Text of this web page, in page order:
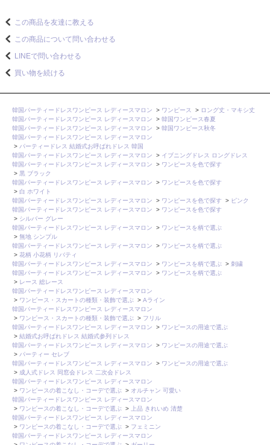
この商品を友達に教える
この商品について問い合わせる
LINEで問い合わせる
買い物を続ける
韓国パーティードレスワンピース レディースマロン > ワンピース > ロング丈・マキシ丈
韓国パーティードレスワンピース レディースマロン
> 韓国ワンピース春夏
韓国パーティードレスワンピース レディースマロン
> 韓国ワンピース秋冬
韓国パーティードレスワンピース レディースマロン
> パーティードレス 結婚式お呼ばれドレス 韓国
韓国パーティードレスワンピース レディースマロン
> イブニングドレス ロングドレス
韓国パーティードレスワンピース レディースマロン
> ワンピースを色で探す
> 黒 ブラック
韓国パーティードレスワンピース レディースマロン
> ワンピースを色で探す
> 白 ホワイト
韓国パーティードレスワンピース レディースマロン
> ワンピースを色で探す > ピンク
韓国パーティードレスワンピース レディースマロン
> ワンピースを色で探す
> シルバー グレー
韓国パーティードレスワンピース レディースマロン
> ワンピースを柄で選ぶ
> 無地 シンプル
韓国パーティードレスワンピース レディースマロン
> ワンピースを柄で選ぶ
> 花柄 小花柄 リバティ
韓国パーティードレスワンピース レディースマロン
> ワンピースを柄で選ぶ > 刺繍
韓国パーティードレスワンピース レディースマロン
> ワンピースを柄で選ぶ
> レース 総レース
韓国パーティードレスワンピース レディースマロン
> ワンピース・スカートの種類・装飾で選ぶ > Aライン
韓国パーティードレスワンピース レディースマロン
> ワンピース・スカートの種類・装飾で選ぶ > フリル
韓国パーティードレスワンピース レディースマロン
> ワンピースの用途で選ぶ
> 結婚式お呼ばれドレス 結婚式参列ドレス
韓国パーティードレスワンピース レディースマロン
> ワンピースの用途で選ぶ
> パーティー セレブ
韓国パーティードレスワンピース レディースマロン
> ワンピースの用途で選ぶ
> 成人式ドレス 同窓会ドレス 二次会ドレス
韓国パーティードレスワンピース レディースマロン
> ワンピースの着こなし・コーデで選ぶ > オルチャン 可愛い
韓国パーティードレスワンピース レディースマロン
> ワンピースの着こなし・コーデで選ぶ >
上品 きれいめ 清楚
韓国パーティードレスワンピース レディースマロン
> ワンピースの着こなし・コーデで選ぶ > フェミニン
韓国パーティードレスワンピース レディースマロン